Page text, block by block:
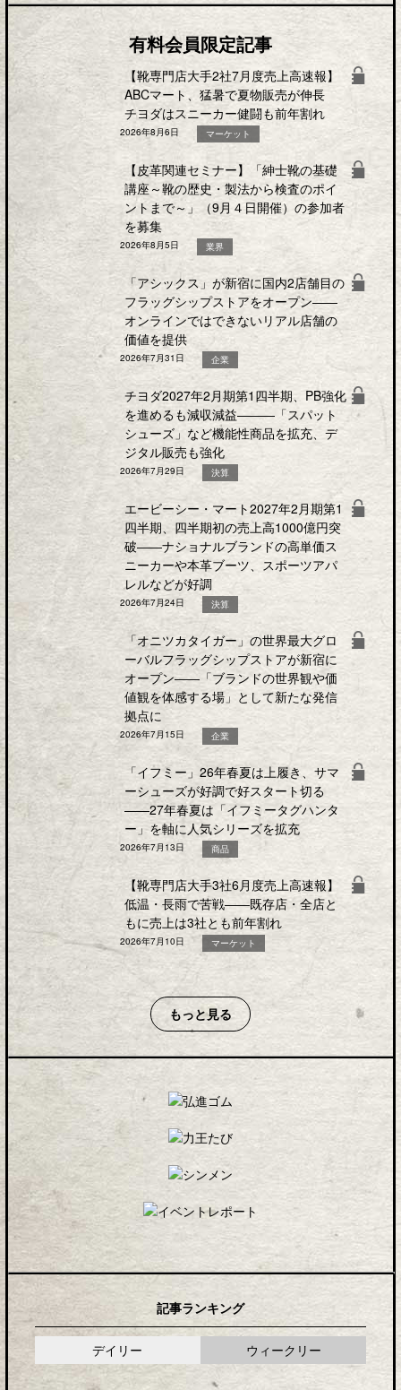
有料会員限定記事
【靴専門店大手2社7月度売上高速報】
ABCマート、猛暑で夏物販売が伸長
チヨダはスニーカー健闘も前年割れ
2026年8月6日 マーケット
【皮革関連セミナー】「紳士靴の基礎
講座～靴の歴史・製法から検査のポイ
ントまで～」（9月４日開催）の参加者
を募集
2026年8月5日 業界
「アシックス」が新宿に国内2店舗目の
フラッグシップストアをオープン――
オンラインではできないリアル店舗の
価値を提供
2026年7月31日 企業
チヨダ2027年2月期第1四半期、PB強化
を進めるも減収減益―――「スパット
シューズ」など機能性商品を拡充、デ
ジタル販売も強化
2026年7月29日 決算
エービーシー・マート2027年2月期第1
四半期、四半期初の売上高1000億円突
破――ナショナルブランドの高単価ス
ニーカーや本革ブーツ、スポーツアパ
レルなどが好調
2026年7月24日 決算
「オニツカタイガー」の世界最大グロ
ーバルフラッグシップストアが新宿に
オープン――「ブランドの世界観や価
値観を体感する場」として新たな発信
拠点に
2026年7月15日 企業
「イフミー」26年春夏は上履き、サマ
ーシューズが好調で好スタート切る
――27年春夏は「イフミータグハンタ
ー」を軸に人気シリーズを拡充
2026年7月13日 商品
【靴専門店大手3社6月度売上高速報】
低温・長雨で苦戦――既存店・全店と
もに売上は3社とも前年割れ
2026年7月10日 マーケット
もっと見る
記事ランキング
デイリー ウィークリー